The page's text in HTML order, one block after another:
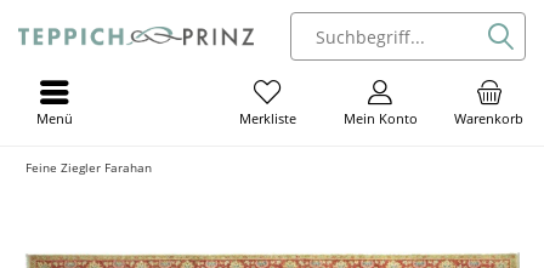
Warenkorb
Mein Konto
Merkliste
Menü
Feine Ziegler Farahan